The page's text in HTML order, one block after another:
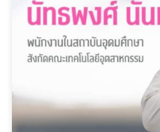
ขอแสดงความยินดีแก่ ผู้ช่วย
ในโอกาสที่ […]